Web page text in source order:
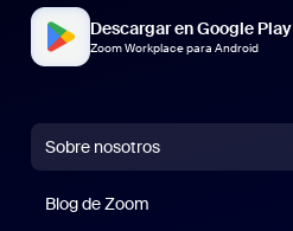
Descargar en Google Play
Zoom Workplace para Android
Sobre nosotros
Blog de Zoom